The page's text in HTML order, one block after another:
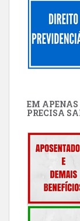
EM
PRECISA